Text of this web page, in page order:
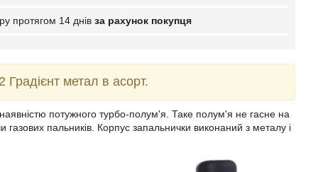
протягом 14 днів за рахунок покупця
метал в асорт.
потужного турбо-полум'я. Таке полум'я не гасне на
газових пальників. Корпус запальнички виконаний з металу і